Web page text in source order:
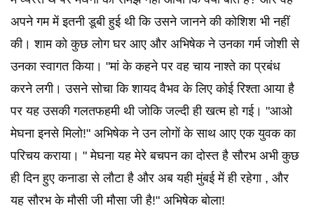
अपने गम में इतनी डूबी हुई थी कि उसने जानने की कोशिश भी नहीं
की। शाम को कुछ लोग घर आए और अभिषेक ने उनका गर्म जोशी से
उनका स्वागत किया। "मां के कहने पर वह चाय नाश्ते का प्रबंध
करने लगी। उसने सोचा कि शायद वैभव के लिए कोई रिश्ता आया है
पर यह उसकी गलतफहमी थी जोकि जल्दी ही खत्म हो गई। "आओ
मेघना इनसे मिलो!" अभिषेक ने उन लोगों के साथ आए एक युवक का
परिचय कराया। " मेघना यह मेरे बचपन का दोस्त है सौरभ अभी कुछ
ही दिन हुए कनाडा से लौटा है और अब यही मुंबई में ही रहेगा , और
यह सौरभ के मौसी जी मौसा जी है!" अभिषेक बोला!